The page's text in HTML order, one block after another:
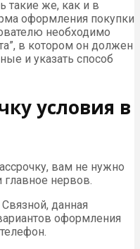
такие же, как и в
оформления покупки
необходимо
в котором он должен
и указать способ
условия в
вам не нужно
главное нервов.
данная
оформления